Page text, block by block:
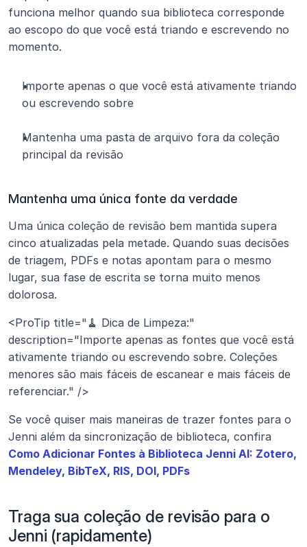
funciona melhor quando sua biblioteca corresponde
ao escopo do que você está triando e escrevendo no
momento.
Importe apenas o que você está ativamente triando
ou escrevendo sobre
Mantenha uma pasta de arquivo fora da coleção
principal da revisão
Mantenha uma única fonte da verdade
Uma única coleção de revisão bem mantida supera
cinco atualizadas pela metade. Quando suas decisões
de triagem, PDFs e notas apontam para o mesmo
lugar, sua fase de escrita se torna muito menos
dolorosa.
<ProTip title="🧹 Dica de Limpeza:"
description="Importe apenas as fontes que você está
ativamente triando ou escrevendo sobre. Coleções
menores são mais fáceis de escanear e mais fáceis de
referenciar." />
Se você quiser mais maneiras de trazer fontes para o
Como Adicionar Fontes à Biblioteca Jenni AI: Zotero,
Mendeley, BibTeX, RIS, DOI, PDFs
Traga sua coleção de revisão para o
Jenni (rapidamente)